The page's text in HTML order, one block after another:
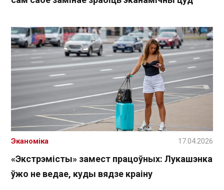
«Экстрэмісты» замест працоўных: Лукашэнка
ўжо не ведае, куды вядзе краіну
Эканоміка 17.04.2026